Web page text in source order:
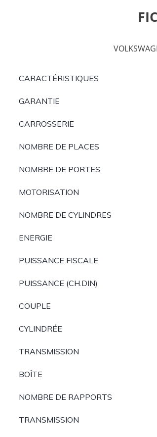
CARACTÉRISTIQUES
GARANTIE
CARROSSERIE
NOMBRE DE PLACES
NOMBRE DE PORTES
MOTORISATION
NOMBRE DE CYLINDRES
ENERGIE
PUISSANCE FISCALE
PUISSANCE (CH.DIN)
COUPLE
CYLINDRÉE
TRANSMISSION
BOÎTE
NOMBRE DE RAPPORTS
TRANSMISSION